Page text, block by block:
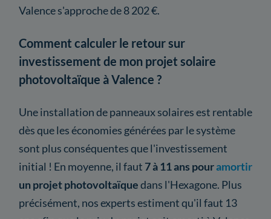
Valence s'approche de 8 202 €.
Comment calculer le retour sur
investissement de mon projet solaire
photovoltaïque à Valence ?
Une installation de panneaux solaires est rentable
dès que les économies générées par le système
sont plus conséquentes que l'investissement
initial ! En moyenne, il faut 7 à 11 ans pouramortir
un projet photovoltaïquedans l'Hexagone. Plus
précisément, nos experts estiment qu'il faut 13